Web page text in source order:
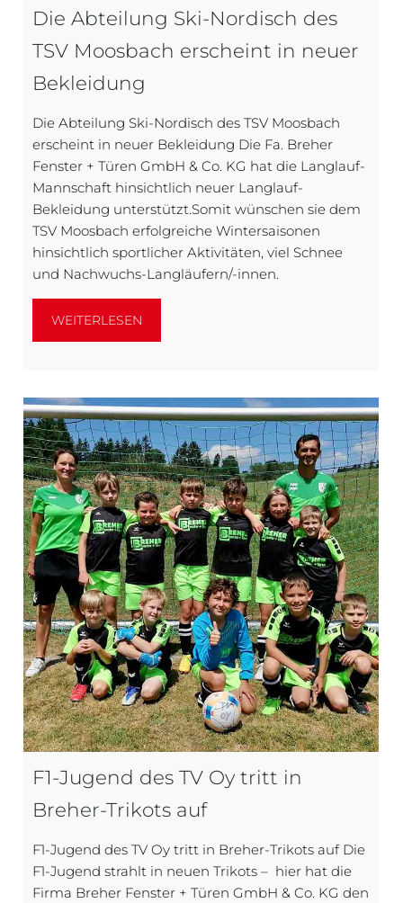
Die Abteilung Ski-Nordisch des
TSV Moosbach erscheint in neuer
Bekleidung
Die Abteilung Ski-Nordisch des TSV Moosbach
erscheint in neuer Bekleidung Die Fa. Breher
Fenster + Türen GmbH & Co. KG hat die Langlauf-
Mannschaft hinsichtlich neuer Langlauf-
Bekleidung unterstützt.Somit wünschen sie dem
TSV Moosbach erfolgreiche Wintersaisonen
hinsichtlich sportlicher Aktivitäten, viel Schnee
und Nachwuchs-Langläufern/-innen.
WEITERLESEN
F1-Jugend des TV Oy tritt in
Breher-Trikots auf
F1-Jugend des TV Oy tritt in Breher-Trikots auf Die
F1-Jugend strahlt in neuen Trikots – hier hat die
Firma Breher Fenster + Türen GmbH & Co. KG den